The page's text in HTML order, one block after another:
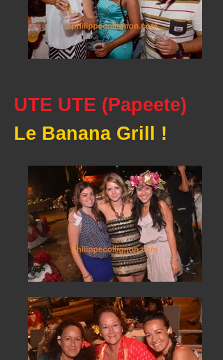
UTE UTE (Papeete)
Le Banana Grill !